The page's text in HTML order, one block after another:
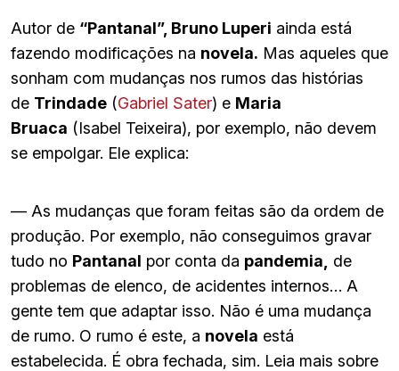
Autor de “Pantanal”, Bruno Luperi ainda está
fazendo modificações na novela. Mas aqueles que
sonham com mudanças nos rumos das histórias
de Trindade (Gabriel Sater) e Maria
Bruaca (Isabel Teixeira), por exemplo, não devem
se empolgar. Ele explica:
— As mudanças que foram feitas são da ordem de
produção. Por exemplo, não conseguimos gravar
tudo no Pantanal por conta da pandemia,
de
problemas de elenco, de acidentes internos… A
gente tem que adaptar isso. Não é uma mudança
de rumo. O rumo é este, a novela está
estabelecida. É obra fechada, sim. Leia mais sobre